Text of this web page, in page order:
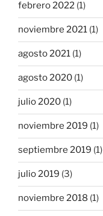
febrero 2022 (1)
noviembre 2021 (1)
agosto 2021 (1)
agosto 2020 (1)
julio 2020 (1)
noviembre 2019 (1)
septiembre 2019 (1)
julio 2019 (3)
noviembre 2018 (1)